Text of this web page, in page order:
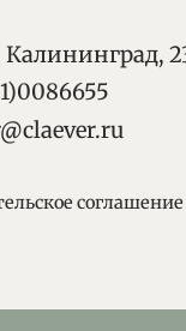
Калининград,
соглашение